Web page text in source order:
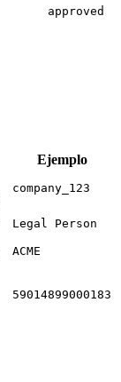
approved
Ejemplo
company_123
Legal Person
ACME
59014899000183